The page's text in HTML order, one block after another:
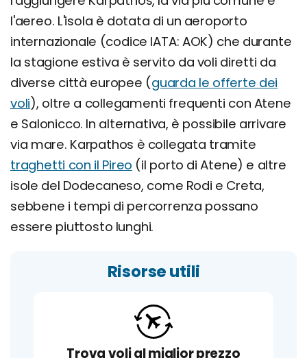
l'aereo. L'isola è dotata di un aeroporto
internazionale (codice IATA: AOK) che durante
la stagione estiva è servito da voli diretti da
diverse città europee (guarda le offerte dei
voli), oltre a collegamenti frequenti con Atene
e Salonicco. In alternativa, è possibile arrivare
via mare. Karpathos è collegata tramite
traghetti con il Pireo (il porto di Atene) e altre
isole del Dodecaneso, come Rodi e Creta,
sebbene i tempi di percorrenza possano
essere piuttosto lunghi.
Risorse utili
Trova voli al miglior prezzo